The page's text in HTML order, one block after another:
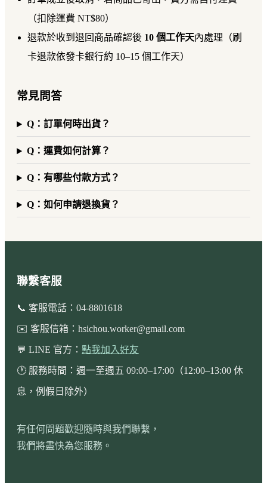
（扣除運費 NT$80）
退款於收到退回商品確認後 10 個工作天內處理（刷
卡退款依發卡銀行約 10–15 個工作天）
常見問答
Q：訂單何時出貨？
Q：運費如何計算？
Q：有哪些付款方式？
Q：如何申請退換貨？
聯繫客服
📞 客服電話：04-8801618
✉️ 客服信箱： hsichou.worker@gmail.com
💬 LINE 官方： 點我加入好友
🕐 服務時間：週一至週五 09:00–17:00（12:00–13:00 休
息，例假日除外）
有任何問題歡迎隨時與我們聯繫，
我們將盡快為您服務。